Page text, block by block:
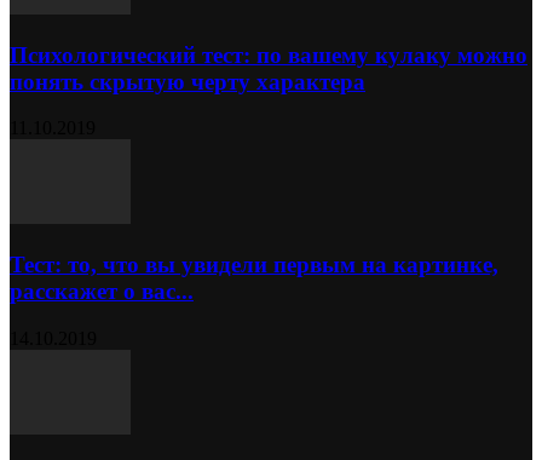
Психологический тест: по вашему кулаку можно
понять скрытую черту характера
Тест: то, что вы увидели первым на картинке,
расскажет о вас...